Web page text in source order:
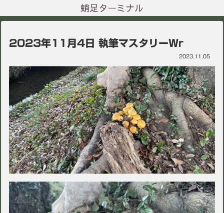
蛸足ターミナル
2023年11月4日 執筆マスタリーWr
2023.11.05